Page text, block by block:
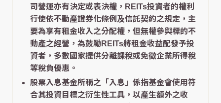
司營運亦有決定或表決權，REITs投資者的權利
行使依不動產證券化條例及信託契約之規定，主
要為享有租金收入之分配權，但無權參與標的不
動產之經營，為鼓勵REITs將租金收益配發予投
資者，多數國家提供分離課稅或免徵企業所得稅
等稅負優惠。
股票入息基金所稱之「入息」係指基金會使用符
合其投資目標之衍生性工具，以產生額外之收